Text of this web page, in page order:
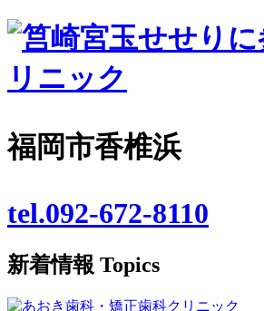
福岡市香椎浜
tel.092-672-8110
新着情報 Topics